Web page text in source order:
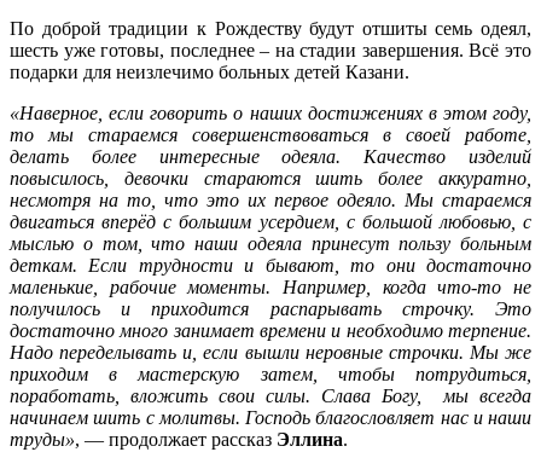
По доброй традиции к Рождеству будут отшиты семь одеял,
шесть уже готовы, последнее – на стадии завершения. Всё это
подарки для неизлечимо больных детей Казани.
«Наверное, если говорить о наших достижениях в этом году,
то мы стараемся совершенствоваться в своей работе,
делать более интересные одеяла. Качество изделий
повысилось, девочки стараются шить более аккуратно,
несмотря на то, что это их первое одеяло. Мы стараемся
двигаться вперёд с большим усердием, с большой любовью, с
мыслью о том, что наши одеяла принесут пользу больным
деткам. Если трудности и бывают, то они достаточно
маленькие, рабочие моменты. Например, когда что-то не
получилось и приходится распарывать строчку. Это
достаточно много занимает времени и необходимо терпение.
Надо переделывать и, если вышли неровные строчки. Мы же
приходим в мастерскую затем, чтобы потрудиться,
поработать, вложить свои силы. Слава Богу, мы всегда
начинаем шить с молитвы. Господь благословляет нас и наши
труды», — продолжает рассказ Эллина.